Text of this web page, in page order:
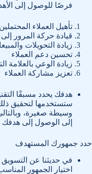
فرصًا للوصول إلى
تأهيل العملاء المحتملين
قيادة حركة المرور
زيادة التحويلات
تحسين دعم العملاء
زيادة الوعي بالعلامة
تعزيز مشاركة العملاء
هدفك يحدد مسبقًا
ستستخدمها لتحقيق
وسيطة صغيرة،
إلى الوصول إلى هدفك
حدد جمهورك المستهدف
اختيار الجمهور